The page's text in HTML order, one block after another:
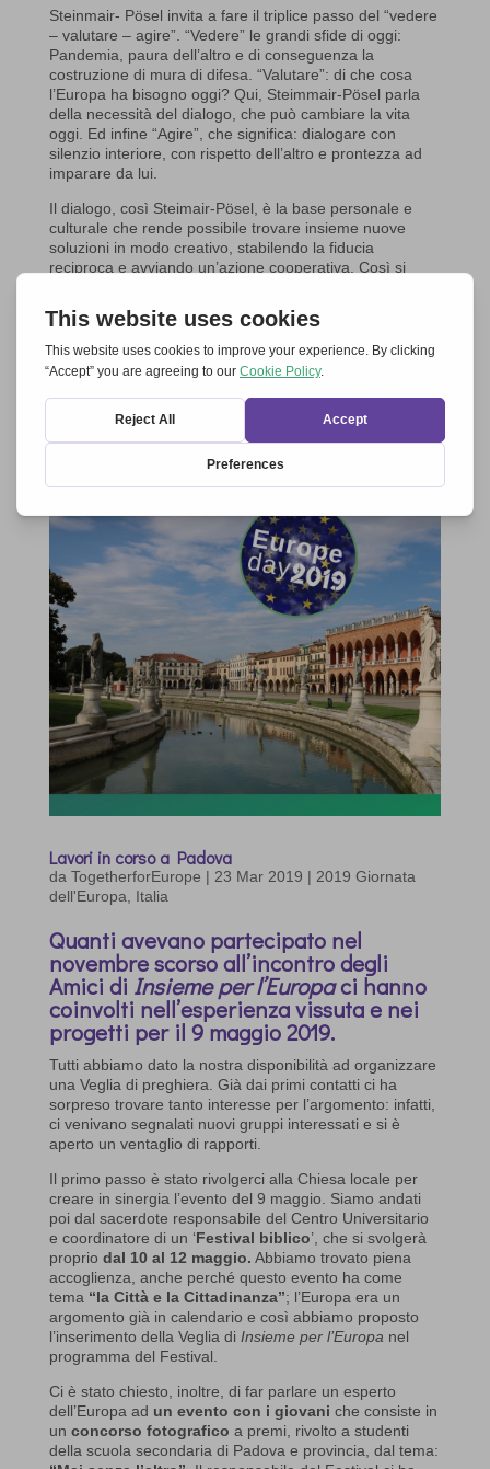
Steinmair- Pösel invita a fare il triplice passo del “vedere
– valutare – agire”. “Vedere” le grandi sfide di oggi:
Pandemia, paura dell’altro e di conseguenza la
costruzione di mura di difesa. “Valutare”: di che cosa
l’Europa ha bisogno oggi? Qui, Steimmair-Pösel parla
della necessità del dialogo, che può cambiare la vita
oggi. Ed infine “Agire”, che significa: dialogare con
silenzio interiore, con rispetto dell’altro e prontezza ad
imparare da lui.
Il dialogo, così Steimair-Pösel, è la base personale e
culturale che rende possibile trovare insieme nuove
soluzioni in modo creativo, stabilendo la fiducia
reciproca e avviando un’azione cooperativa. Così si
tutti”.
Ecco il testo integrale del suo contributo
2021 05 08
Steinmair-Pösel – Un confronto che ci riunisce tutti
Foto: https://petrasteinmairpoesel.wordpress.com
Lavori in corso a Padova
da TogetherforEurope | 23 Mar 2019 | 2019 Giornata
dell'Europa
Italia
Quanti avevano partecipato nel
novembre scorso all’incontro degli
Amici di Insieme per l’Europaci hanno
coinvolti nell’esperienza vissuta e nei
progetti per il 9 maggio 2019.
Tutti abbiamo dato la nostra disponibilità ad organizzare
una Veglia di preghiera. Già dai primi contatti ci ha
sorpreso trovare tanto interesse per l’argomento: infatti,
ci venivano segnalati nuovi gruppi interessati e si è
aperto un ventaglio di rapporti.
Il primo passo è stato rivolgerci alla Chiesa locale per
creare in sinergia l’evento del 9 maggio. Siamo andati
poi dal sacerdote responsabile del Centro Universitario
e coordinatore di un ‘Festival biblico’, che si svolgerà
proprio dal 10 al 12 maggio. Abbiamo trovato piena
accoglienza, anche perché questo evento ha come
tema “la Città e la Cittadinanza”; l’Europa era un
argomento già in calendario e così abbiamo proposto
l’inserimento della Veglia di Insieme per l’Europa nel
programma del Festival.
Ci è stato chiesto, inoltre, di far parlare un esperto
dell’Europa ad un evento con i giovani che consiste in
un concorso fotografico a premi, rivolto a studenti
della scuola secondaria di Padova e provincia, dal tema: